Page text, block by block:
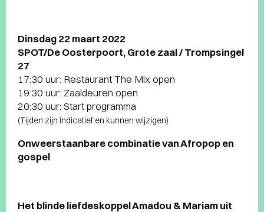
Dinsdag 22 maart 2022
SPOT/De Oosterpoort, Grote zaal / Trompsingel
27
17:30 uur: Restaurant The Mix open
19:30 uur: Zaaldeuren open
20:30 uur: Start programma
(Tijden zijn indicatief en kunnen wijzigen)
Onweerstaanbare combinatie van Afropop en
gospel
Het blinde liefdeskoppel Amadou & Mariam uit